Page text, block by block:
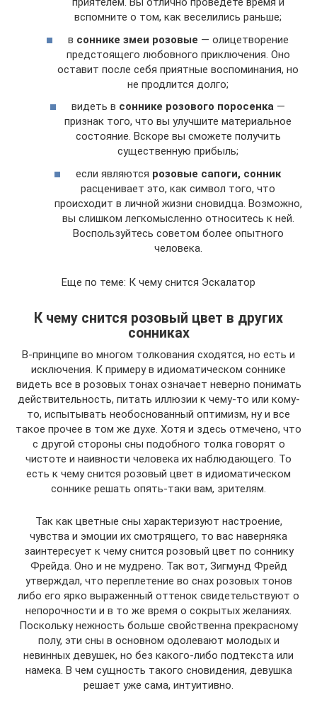
вспомните о том, как веселились раньше;
в соннике змеи розовые — олицетворение
предстоящего любовного приключения. Оно
оставит после себя приятные воспоминания, но
не продлится долго;
видеть в соннике розового поросенка—
признак того, что вы улучшите материальное
состояние. Вскоре вы сможете получить
существенную прибыль;
если являются розовые сапоги, сонник
расценивает это, как символ того, что
происходит в личной жизни сновидца. Возможно,
вы слишком легкомысленно относитесь к ней.
Воспользуйтесь советом более опытного
человека.
Еще по теме: К чему снится Эскалатор
К чему снится розовый цвет в других
сонниках
В-принципе во многом толкования сходятся, но есть и
исключения. К примеру в идиоматическом соннике
видеть все в розовых тонах означает неверно понимать
действительность, питать иллюзии к чему-то или кому-
то, испытывать необоснованный оптимизм, ну и все
такое прочее в том же духе. Хотя и здесь отмечено, что
с другой стороны сны подобного толка говорят о
чистоте и наивности человека их наблюдающего. То
есть к чему снится розовый цвет в идиоматическом
соннике решать опять-таки вам, зрителям.
Так как цветные сны характеризуют настроение,
чувства и эмоции их смотрящего, то вас наверняка
заинтересует к чему снится розовый цвет по соннику
Фрейда. Оно и не мудрено. Так вот, Зигмунд Фрейд
утверждал, что переплетение во снах розовых тонов
либо его ярко выраженный оттенок свидетельствуют о
непорочности и в то же время о сокрытых желаниях.
Поскольку нежность больше свойственна прекрасному
полу, эти сны в основном одолевают молодых и
невинных девушек, но без какого-либо подтекста или
намека. В чем сущность такого сновидения, девушка
решает уже сама, интуитивно.